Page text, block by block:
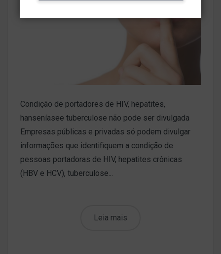
Condição de portadores de HIV, hepatites,
hanseníasee tuberculose não pode ser divulgada
Empresas públicas e privadas só podem divulgar
informações que identifiquem a condição de
pessoas portadoras de HIV, hepatites crônicas
(HBV e HCV), tuberculose...
Leia mais